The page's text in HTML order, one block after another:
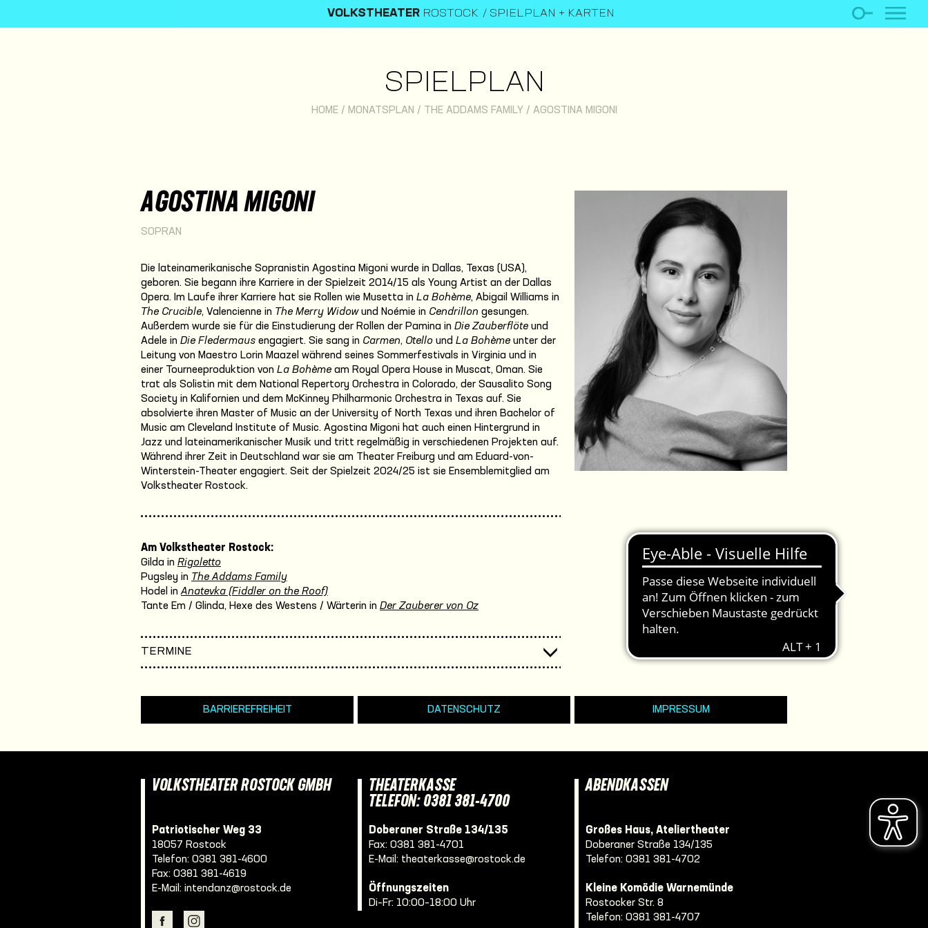
VOLKSTHEATER ROSTOCK SPIELPLAN + KARTEN
SPIELPLAN
HOME/ MONATSPLAN / THE ADDAMS FAMILY / AGOSTINA MIGONI
AGOSTINA MIGONI
SOPRAN
Die lateinamerikanische Sopranistin Agostina Migoni wurde in Dallas, Texas (USA),
geboren. Sie begann ihre Karriere in der Spielzeit 2014/15 als Young Artist an der Dallas
Opera. Im Laufe ihrer Karriere hat sie Rollen wie Musetta in La Bohème, Abigail Williams in
The Crucible, Valencienne in The Merry Widowund Noémie in Cendrillon gesungen.
Außerdem wurde sie für die Einstudierung der Rollen der Pamina in Die Zauberflöte und
Adele in Die Fledermaus engagiert. Sie sang in Carmen, Otello und La Bohème unter der
Leitung von Maestro Lorin Maazel während seines Sommerfestivals in Virginia und in
einer Tourneeproduktion von La Bohème am Royal Opera House in Muscat, Oman. Sie
trat als Solistin mit dem National Repertory Orchestra in Colorado, der Sausalito Song
Society in Kalifornien und dem McKinney Philharmonic Orchestra in Texas auf. Sie
absolvierte ihren Master of Music an der University of North Texas und ihren Bachelor of
Music am Cleveland Institute of Music. Agostina Migoni hat auch einen Hintergrund in
Jazz und lateinamerikanischer Musik und tritt regelmäßig in verschiedenen Projekten auf.
Während ihrer Zeit in Deutschland war sie am Theater Freiburg und am Eduard-von-
Winterstein-Theater engagiert. Seit der Spielzeit 2024/25 ist sie Ensemblemitglied am
Volkstheater Rostock.
Am Volkstheater Rostock:
Gilda in Rigoletto
Pugsley in The Addams Family
Hodel in Anatevka (Fiddler on the Roof)
Tante Em / Glinda, Hexe des Westens / Wärterin in Der Zauberer von Oz
TERMINE
BARRIEREFREIHEIT DATENSCHUTZ IMPRESSUM
VOLKSTHEATER ROSTOCK GMBH
Patriotischer Weg 33
18057 Rostock
Telefon: 0381 381-4600
Fax: 0381 381-4619
E-Mail: intendanz@rostock.de
THEATERKASSE
TELEFON: 0381 381-4700
Doberaner Straße 134/135
Fax: 0381 381-4701
E-Mail: theaterkasse@rostock.de
Öffnungszeiten
Di–Fr: 10:00–18:00 Uhr
ABENDKASSEN
Großes Haus, Ateliertheater
Doberaner Straße 134/135
Telefon: 0381 381-4702
Kleine Komödie Warnemünde
Rostocker Str. 8
Telefon: 0381 381-4707